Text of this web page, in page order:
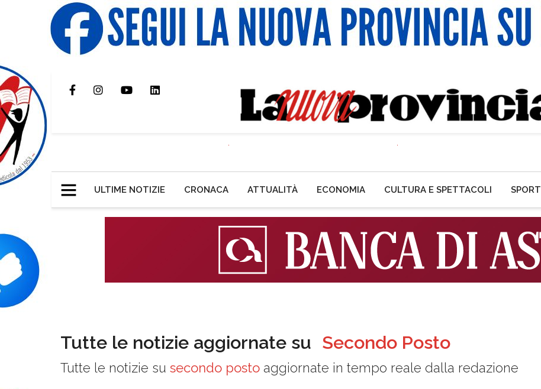
ULTIME NOTIZIE CRONACA ATTUALITÀ ECONOMIA CULTURA E SPETTACOLI SPORT
Tutte le notizie aggiornate su Secondo Posto
Tutte le notizie su secondo posto aggiornate in tempo reale dalla redazione